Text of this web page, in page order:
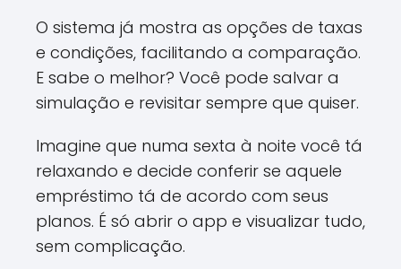
O sistema já mostra as opções de taxas
e condições, facilitando a comparação.
E sabe o melhor? Você pode salvar a
simulação e revisitar sempre que quiser.
Imagine que numa sexta à noite você tá
relaxando e decide conferir se aquele
empréstimo tá de acordo com seus
planos. É só abrir o app e visualizar tudo,
sem complicação.